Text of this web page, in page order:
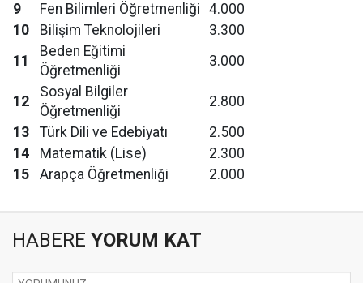
9
Fen Bilimleri Öğretmenliği 4.000
10
Bilişim Teknolojileri
3.300
11
Beden Eğitimi
Öğretmenliği
3.000
12
Sosyal Bilgiler
Öğretmenliği
2.800
13
Türk Dili ve Edebiyatı
2.500
14
Matematik (Lise)
2.300
15
Arapça Öğretmenliği 2.000
HABERE YORUM KAT